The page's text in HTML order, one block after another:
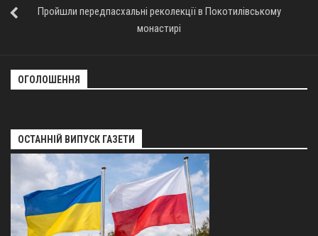
Пройшли передпасхальні реколекції в Покотилівському
монастирі
ОГОЛОШЕННЯ
ОСТАННІЙ ВИПУСК ГАЗЕТИ